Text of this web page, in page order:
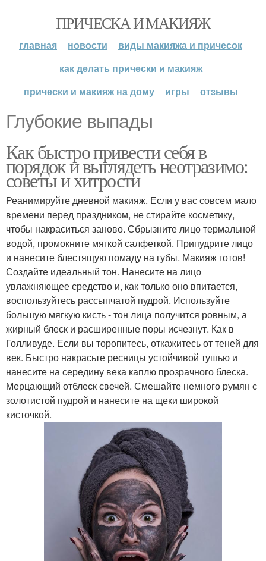
ПРИЧЕСКА И МАКИЯЖ
главная новости
виды макияжа и причесок
как делать прически и макияж
прически и макияж на дому
игры отзывы
Глубокие выпады
Как быстро привести себя в
порядок и выглядеть неотразимо:
советы и хитрости
Реанимируйте дневной макияж. Если у вас совсем мало
времени перед праздником, не стирайте косметику,
чтобы накраситься заново. Сбрызните лицо термальной
водой, промокните мягкой салфеткой. Припудрите лицо
и нанесите блестящую помаду на губы. Макияж готов!
Создайте идеальный тон. Нанесите на лицо
увлажняющее средство и, как только оно впитается,
воспользуйтесь рассыпчатой пудрой. Используйте
большую мягкую кисть - тон лица получится ровным, а
жирный блеск и расширенные поры исчезнут. Как в
Голливуде. Если вы торопитесь, откажитесь от теней для
век. Быстро накрасьте ресницы устойчивой тушью и
нанесите на середину века каплю прозрачного блеска.
Мерцающий отблеск свечей. Смешайте немного румян с
золотистой пудрой и нанесите на щеки широкой
кисточкой.